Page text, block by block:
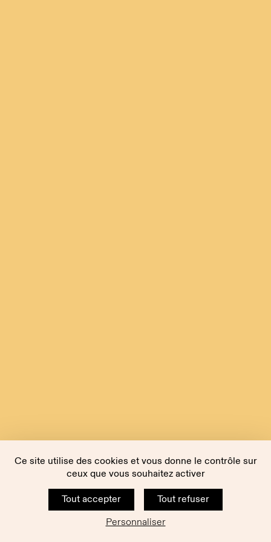
Ce site utilise des cookies et vous donne le contrôle sur
ceux que vous souhaitez activer
Tout accepter
Tout refuser
Personnaliser